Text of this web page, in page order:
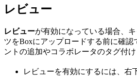
レビュー
レビューが有効になっている場合、
ツをBoxにアップロードする前に確認
ントの追加やコラボレータのタグ付け
レビューを有効にするには、右